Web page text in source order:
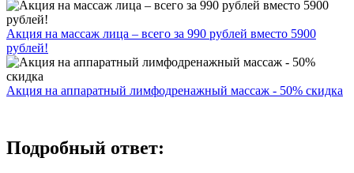
Акция на массаж лица – всего за 990 рублей вместо 5900
рублей!
Акция на аппаратный лимфодренажный массаж - 50% скидка
Подробный ответ: